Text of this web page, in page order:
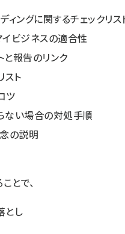
ィングに関するチェックリス
ビジネスの適合性
報告のリンク
スト
ツ
ない場合の対処手順
の説明
とで、
とし